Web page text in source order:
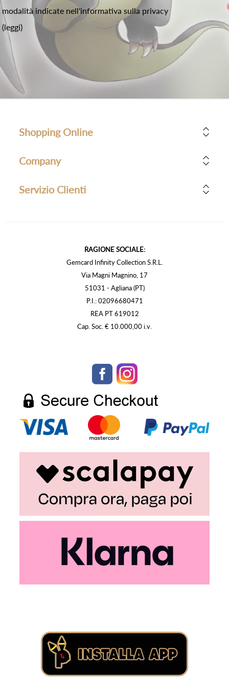
modalità indicate nell'informativa sulla privacy
(leggi)
Shopping Online
Company
Servizio Clienti
RAGIONE SOCIALE:
Gemcard Infinity Collection S.R.L.
Via Magni Magnino, 17
51031 - Agliana (PT)
P.I.: 02096680471
REA PT 619012
Cap. Soc. € 10.000,00 i.v.